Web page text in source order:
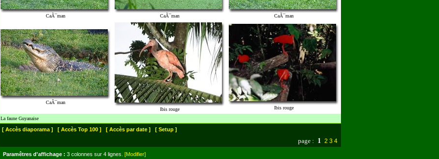
CaÃ¯man CaÃ¯man CaÃ¯man
CaÃ¯man
Ibis rouge
Ibis rouge
La faune Guyanaise
[ Accès diaporama ] [ Accès Top 100 ] [ Accès par date ] [ Setup ]
page : 1 2 3 4
Paramêtres d'affichage : 3 colonnes sur 4 lignes. [Modifier]